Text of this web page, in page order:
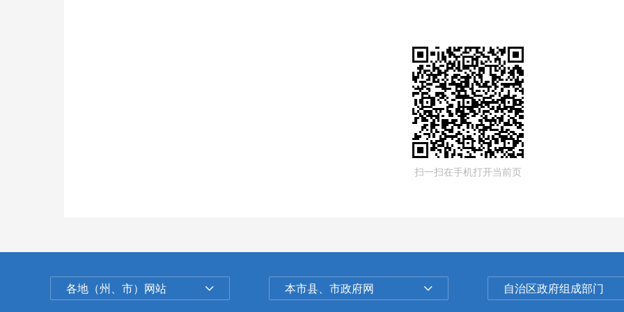
扫一扫在手机打开当前页
各地（州、市）网站 本市县、市政府网 自治区政府组成部门